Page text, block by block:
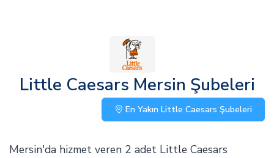
Little Caesars Mersin Şubeleri
En Yakın Little Caesars Şubeleri
Mersin'da hizmet veren 2 adet Little Caesars